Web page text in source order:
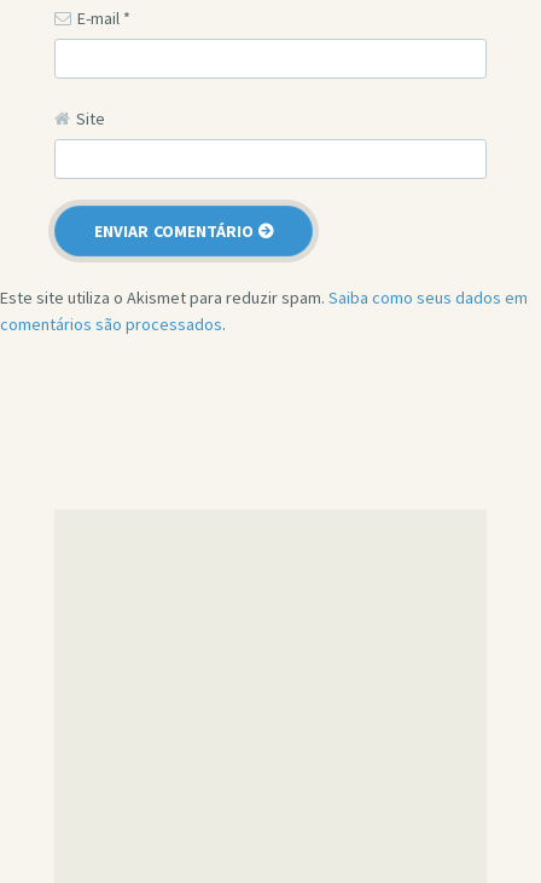
E-mail *
Site
Este site utiliza o Akismet para reduzir spam. Saiba como seus dados em
comentários são processados.